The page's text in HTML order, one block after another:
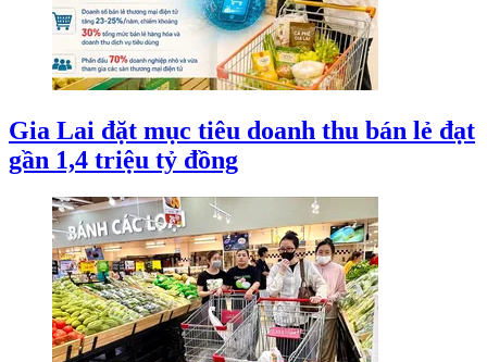
Gia Lai đặt mục tiêu doanh thu bán lẻ đạt
gần 1,4 triệu tỷ đồng